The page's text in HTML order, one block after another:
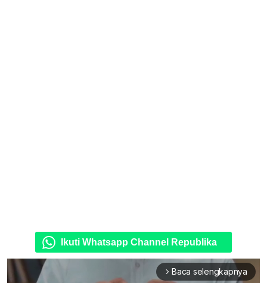
Ikuti Whatsapp Channel Republika
arrow_forward_ios Baca selengkapnya